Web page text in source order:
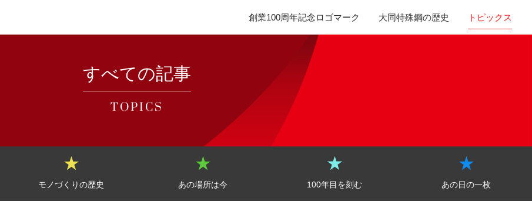
創業100周年記念ロゴマーク 大同特殊鋼の歴史 トピックス
すべての記事
TOPICS
モノづくりの歴史 あの場所は今 100年目を刻む あの日の一枚